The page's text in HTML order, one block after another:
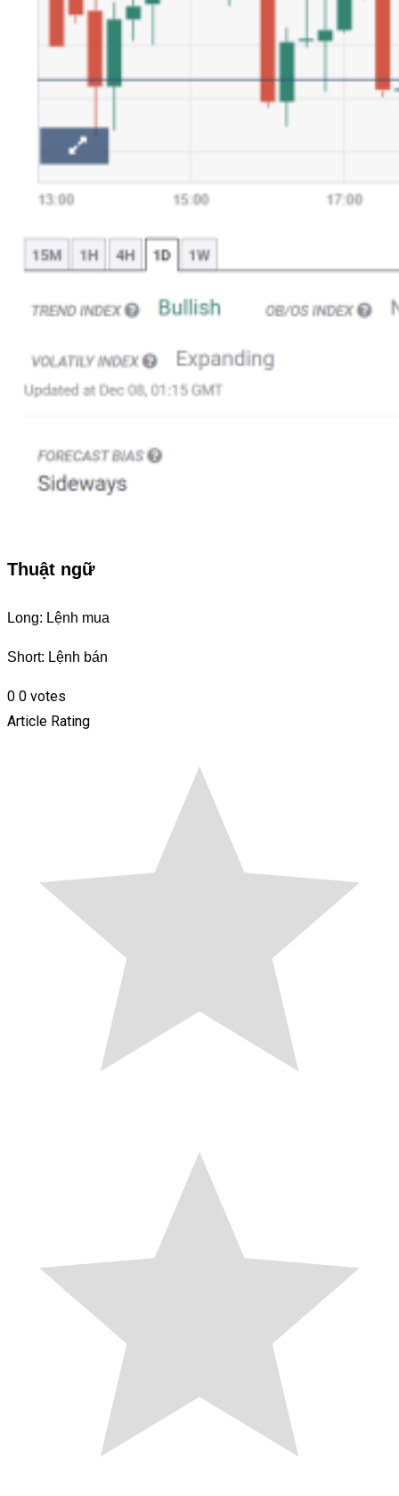
Thuật ngữ
Long: Lệnh mua
Short: Lệnh bán
0 0 votes
Article Rating